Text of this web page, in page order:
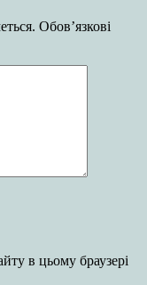
Обов’язкові
в цьому браузері